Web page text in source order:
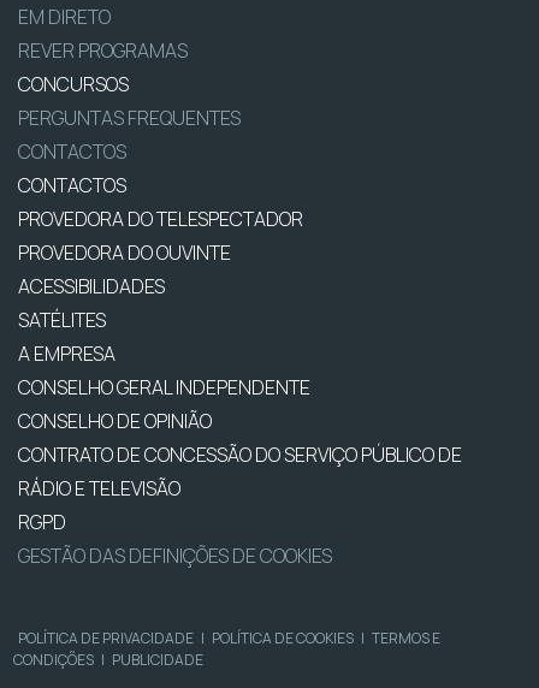
EM DIRETO
REVER PROGRAMAS
CONCURSOS
PERGUNTAS FREQUENTES
CONTACTOS
CONTACTOS
PROVEDORA DO TELESPECTADOR
PROVEDORA DO OUVINTE
ACESSIBILIDADES
SATÉLITES
A EMPRESA
CONSELHO GERAL INDEPENDENTE
CONSELHO DE OPINIÃO
CONTRATO DE CONCESSÃO DO SERVIÇO PÚBLICO DE
RÁDIO E TELEVISÃO
RGPD
GESTÃO DAS DEFINIÇÕES DE COOKIES
POLÍTICA DE PRIVACIDADE | POLÍTICA DE COOKIES | TERMOS E
CONDIÇÕES | PUBLICIDADE